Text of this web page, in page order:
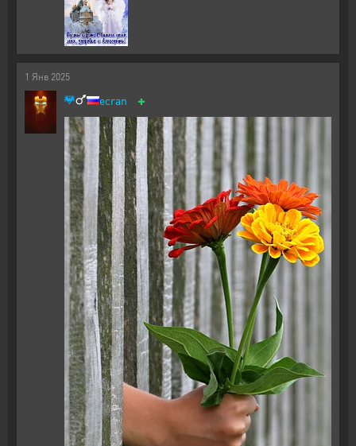
1 Янв 2025
ecran +